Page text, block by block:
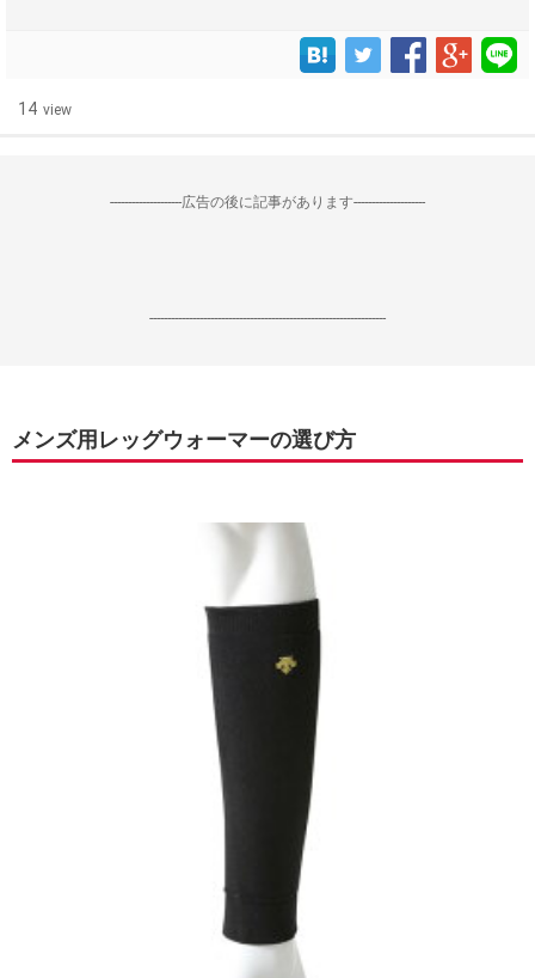
14 view
--------------------広告の後に記事があります--------------------
------------------------------------------------------------------
メンズ用レッグウォーマーの選び方